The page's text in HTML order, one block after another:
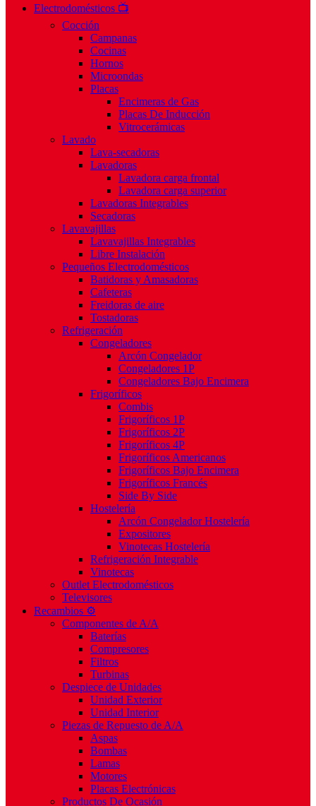
Electrodomésticos 📺
Cocción
Campanas
Cocinas
Hornos
Microondas
Placas
Encimeras de Gas
Placas De Inducción
Vitrocerámicas
Lavado
Lava-secadoras
Lavadoras
Lavadora carga frontal
Lavadora carga superior
Lavadoras Integrables
Secadoras
Lavavajillas
Lavavajillas Integrables
Libre Instalación
Pequeños Electrodomésticos
Batidoras y Amasadoras
Cafeteras
Freidoras de aire
Tostadoras
Refrigeración
Congeladores
Arcón Congelador
Congeladores 1P
Congeladores Bajo Encimera
Frigoríficos
Combis
Frigoríficos 1P
Frigoríficos 2P
Frigoríficos 4P
Frigoríficos Americanos
Frigoríficos Bajo Encimera
Frigoríficos Francés
Side By Side
Hostelería
Arcón Congelador Hostelería
Expositores
Vinotecas Hostelería
Refrigeración Integrable
Vinotecas
Outlet Electrodomésticos
Televisores
Recambios ⚙️
Componentes de A/A
Baterías
Compresores
Filtros
Turbinas
Despiece de Unidades
Unidad Exterior
Unidad Interior
Piezas de Repuesto de A/A
Aspas
Bombas
Lamas
Motores
Placas Electrónicas
Productos De Ocasión